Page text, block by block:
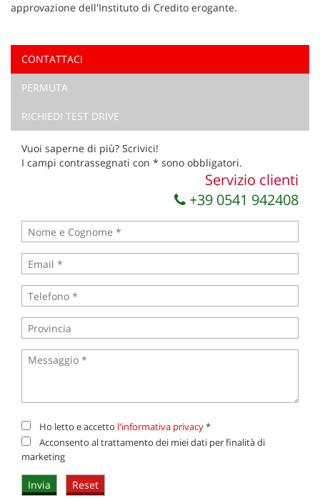
Ho letto e accettol'informativa privacy*
Acconsento al trattamento dei miei dati per finalità di
Invia la tua richiesta
approvazione dell'Instituto di Credito erogante.
CONTATTACI
PERMUTA
RICHIEDI TEST DRIVE
Vuoi saperne di più? Scrivici!
I campi contrassegnati con * sono obbligatori.
Servizio clienti
+39 0541 942408
Ho letto e accetto l'informativa privacy*
Acconsento al trattamento dei miei dati per finalità di
marketing